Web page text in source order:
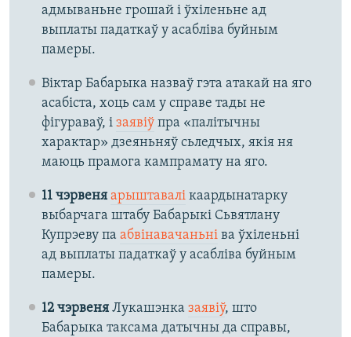
адмываньне грошай і ўхіленьне ад
выплаты падаткаў у асабліва буйным
памеры.
Віктар Бабарыка назваў гэта атакай на яго
асабіста, хоць сам у справе тады не
фігураваў, і заявіўпра «палітычны
характар» дзеяньняў сьледчых, якія ня
маюць прамога кампрамату на яго.
11 чэрвеня арыштавалікаардынатарку
выбарчага штабу Бабарыкі Сьвятлану
Купрэеву па абвінавачаньніва ўхіленьні
ад выплаты падаткаў у асабліва буйным
памеры.
12 чэрвеняЛукашэнка заявіў, што
Бабарыка таксама датычны да справы,